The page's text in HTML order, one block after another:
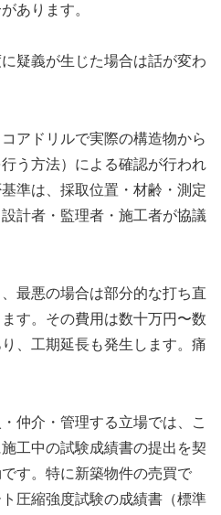
あります。
疑義が生じた場合は話が変わ
アドリルで実際の構造物から
う方法）による確認が行われ
準は、採取位置・材齢・測定
計者・監理者・施工者が協議
最悪の場合は部分的な打ち直
す。その費用は数十万円〜数
、工期延長も発生します。痛
仲介・管理する立場では、こ
工中の試験成績書の提出を契
す。特に新築物件の売買で
圧縮強度試験の成績書（標準